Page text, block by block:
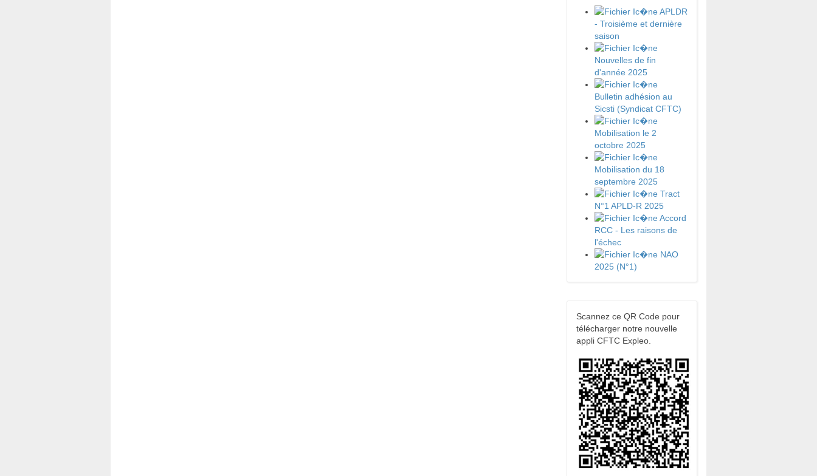
APLDR
- Troisième et dernière
saison
Nouvelles de fin
d'année 2025
Bulletin adhésion au
Sicsti (Syndicat CFTC)
Mobilisation le 2
octobre 2025
Mobilisation du 18
septembre 2025
Tract
N°1 APLD-R 2025
Accord
RCC - Les raisons de
l'échec
NAO
2025 (N°1)
Scannez ce QR Code pour
télécharger notre nouvelle
appli CFTC Expleo.